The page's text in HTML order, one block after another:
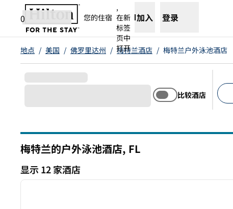
跳转至内容
0
您的住宿
,
在新
标签
页中
打开
加入 登录
地点 / 美国 / 佛罗里达州 / 梅特兰酒店 / 梅特兰户外泳池酒店
比较酒店
梅特兰的户外泳池酒店, FL
显示 12 家酒店
显示 12 家酒店
1/12